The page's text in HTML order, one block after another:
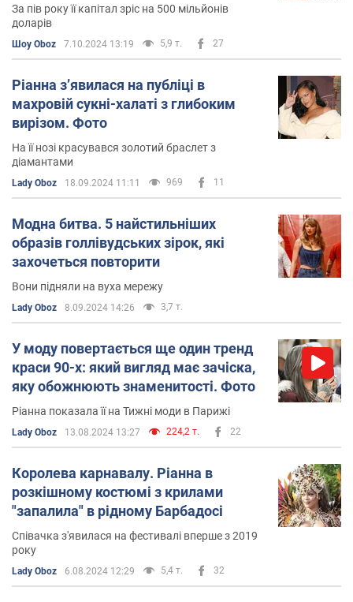
За пів року її капітал зріс на 500 мільйонів
доларів
Шоу Oboz 7.10.2024 13:19 5,9 т. 27
Ріанна зʼявилася на публіці в
махровій сукні-халаті з глибоким
вирізом. Фото
На її нозі красувався золотий браслет з
діамантами
Lady Oboz 18.09.2024 11:11 969 11
Модна битва. 5 найстильніших
образів голлівудських зірок, які
захочеться повторити
Вони підняли на вуха мережу
Lady Oboz 8.09.2024 14:26 3,7 т.
У моду повертається ще один тренд
краси 90-х: який вигляд має зачіска,
яку обожнюють знаменитості. Фото
Ріанна показала її на Тижні моди в Парижі
Lady Oboz 13.08.2024 13:27 224,2 т. 22
Королева карнавалу. Ріанна в
розкішному костюмі з крилами
"запалила" в рідному Барбадосі
Співачка з'явилася на фестивалі вперше з 2019
року
Lady Oboz 6.08.2024 12:29 5,4 т. 32